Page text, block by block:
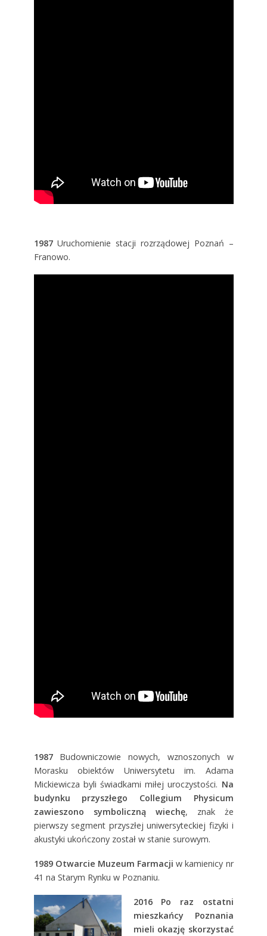
1987Uruchomienie stacji rozrządowej Poznań –
Franowo.
1987Budowniczowie nowych, wznoszonych w
Morasku obiektów Uniwersytetu im. Adama
Mickiewicza byli świadkami miłej uroczystości. Na
budynku przyszłego Collegium Physicum
zawieszono symboliczną wiechę, znak że
pierwszy segment przyszłej uniwersyteckiej fizyki i
akustyki ukończony został w stanie surowym.
1989 Otwarcie Muzeum Farmacji w kamienicy nr
41 na Starym Rynku w Poznaniu.
2016 Po raz ostatni
mieszkańcy Poznania
mieli okazję skorzystać